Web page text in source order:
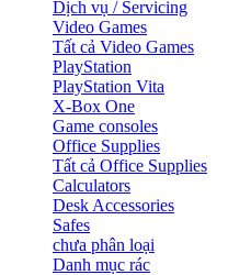
Dịch vụ / Servicing
Video Games
Tất cả Video Games
PlayStation
PlayStation Vita
X-Box One
Game consoles
Office Supplies
Tất cả Office Supplies
Calculators
Desk Accessories
Safes
chưa phân loại
Danh mục rác